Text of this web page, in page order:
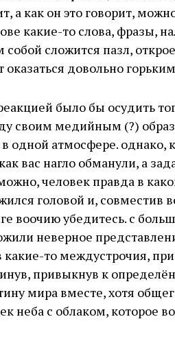
а как он это говорит,
какие-то слова, фразы,
собой сложится пазл,
довольно
было бы осудить
своим медийным (?)
одной атмосфере. однако,
вас нагло обманули, а
человек правда в
головой и, совместив
воочию убедитесь. с
неверное
какие-то междустрочия,
привыкнув к
мира вместе, хотя
неба с облаком, которое